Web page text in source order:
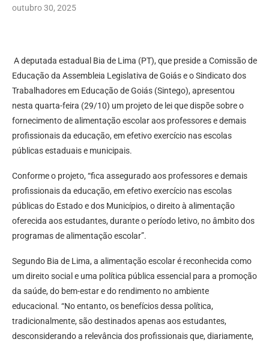
outubro 30, 2025
A deputada estadual Bia de Lima (PT), que preside a Comissão de
Educação da Assembleia Legislativa de Goiás e o Sindicato dos
Trabalhadores em Educação de Goiás (Sintego), apresentou
nesta quarta-feira (29/10) um projeto de lei que dispõe sobre o
fornecimento de alimentação escolar aos professores e demais
profissionais da educação, em efetivo exercício nas escolas
públicas estaduais e municipais.
Conforme o projeto, “fica assegurado aos professores e demais
profissionais da educação, em efetivo exercício nas escolas
públicas do Estado e dos Municípios, o direito à alimentação
oferecida aos estudantes, durante o período letivo, no âmbito dos
programas de alimentação escolar”.
Segundo Bia de Lima, a alimentação escolar é reconhecida como
um direito social e uma política pública essencial para a promoção
da saúde, do bem-estar e do rendimento no ambiente
educacional. “No entanto, os benefícios dessa política,
tradicionalmente, são destinados apenas aos estudantes,
desconsiderando a relevância dos profissionais que, diariamente,